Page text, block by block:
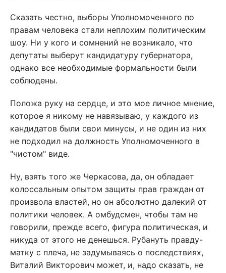
Сказать честно, выборы Уполномоченного по
правам человека стали неплохим политическим
шоу. Ни у кого и сомнений не возникало, что
депутаты выберут кандидатуру губернатора,
однако все необходимые формальности были
соблюдены.
Положа руку на сердце, и это мое личное мнение,
которое я никому не навязываю, у каждого из
кандидатов были свои минусы, и не один из них
не подходил на должность Уполномоченного в
"чистом" виде.
Ну, взять того же Черкасова, да, он обладает
колоссальным опытом защиты прав граждан от
произвола властей, но он абсолютно далекий от
политики человек. А омбудсмен, чтобы там не
говорили, прежде всего, фигура политическая, и
никуда от этого не денешься. Рубануть правду-
матку с плеча, не задумываясь о последствиях,
Виталий Викторович может, и, надо сказать, не